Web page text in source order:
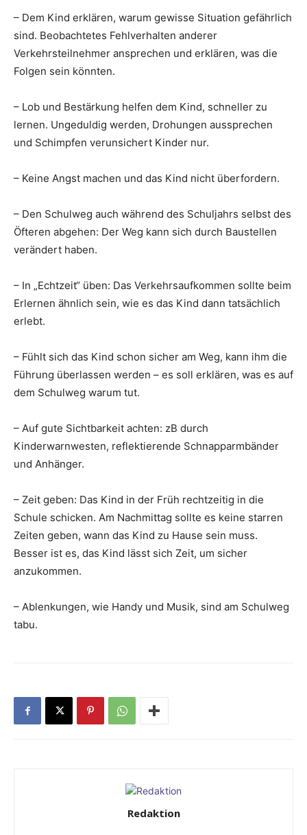
– Dem Kind erklären, warum gewisse Situation gefährlich
sind. Beobachtetes Fehlverhalten anderer
Verkehrsteilnehmer ansprechen und erklären, was die
Folgen sein könnten.
– Lob und Bestärkung helfen dem Kind, schneller zu
lernen. Ungeduldig werden, Drohungen aussprechen
und Schimpfen verunsichert Kinder nur.
– Keine Angst machen und das Kind nicht überfordern.
– Den Schulweg auch während des Schuljahrs selbst des
Öfteren abgehen: Der Weg kann sich durch Baustellen
verändert haben.
– In „Echtzeit“ üben: Das Verkehrsaufkommen sollte beim
Erlernen ähnlich sein, wie es das Kind dann tatsächlich
erlebt.
– Fühlt sich das Kind schon sicher am Weg, kann ihm die
Führung überlassen werden – es soll erklären, was es auf
dem Schulweg warum tut.
– Auf gute Sichtbarkeit achten: zB durch
Kinderwarnwesten, reflektierende Schnapparmbänder
und Anhänger.
– Zeit geben: Das Kind in der Früh rechtzeitig in die
Schule schicken. Am Nachmittag sollte es keine starren
Zeiten geben, wann das Kind zu Hause sein muss.
Besser ist es, das Kind lässt sich Zeit, um sicher
anzukommen.
– Ablenkungen, wie Handy und Musik, sind am Schulweg
tabu.
Redaktion